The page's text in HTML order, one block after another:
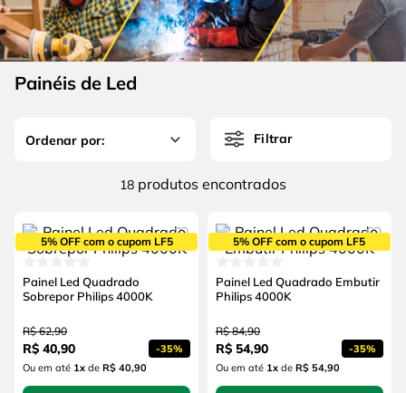
Painéis de Led
Filtrar
18 produtos
5% OFF com o cupom LF5
Painel Led Quadrado
Sobrepor Philips 4000K
R$ 62,90
R$ 40,90 -35%
Ou em até 1xde R$ 40,90
5% OFF com o cupom LF5
Painel Led Quadrado Embutir
Philips 4000K
R$ 84,90
R$ 54,90 -35%
Ou em até 1xde R$ 54,90
6º fio
7º serra copo
8º chave impacto
disco corte
4 º escada
5º serra circular
º fio
chave impacto